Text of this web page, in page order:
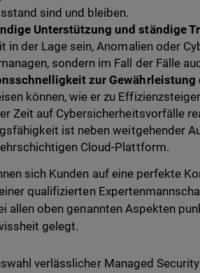
sind und bleiben.
Unterstützung und ständige
in der Lage sein, Anomalien oder
sondern im Fall der Fälle
zur
können, wie er zu
Zeit auf Cybersicherheitsvorfälle
ist neben weitgehender
Cloud-Plattform.
sich Kunden auf eine perfekte
qualifizierten
allen oben genannten Aspekten
gelegt.
verlässlicher Managed